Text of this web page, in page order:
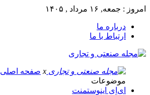
امروز : جمعه, ۱۶ مرداد , ۱۴۰۵
درباره ما
ارتباط با ما
x صفحه اصلی
موضوعات
ای‌اِی اینوستمنت